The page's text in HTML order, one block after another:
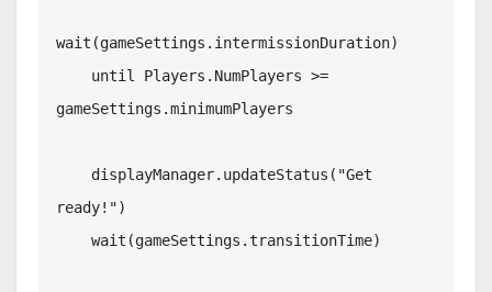
wait(gameSettings.intermissionDuration)
gameSettings.minimumPlayers
ready!")